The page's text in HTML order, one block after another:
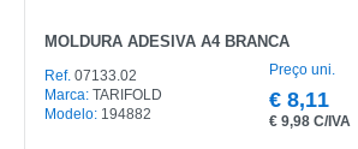
MOLDURA ADESIVA A4 BRANCA
Ref. 07133.02
Marca: TARIFOLD
Modelo: 194882
Preço uni.
€ 8,11
€ 9,98 C/IVA